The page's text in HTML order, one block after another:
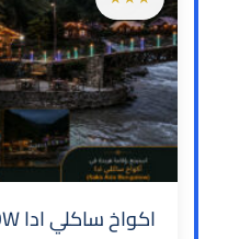
اكواخ ساكلي ادا SAKLI ADA BUNGALOW